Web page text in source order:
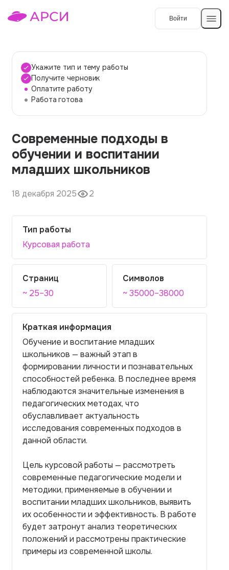
Войти
Темы работ
О сервисе
О компании
Наши гарантии
Вопросы и ответы
Контакты
Укажите тип и тему работы
Получите черновик
Оплатите работу
Работа готова
Современные подходы в
обучении и воспитании
младших школьников
18 декабря 2025 2
Тип работы
Курсовая работа
Страниц
~ 25–30
Символов
~ 35000–38000
Краткая информация
Обучение и воспитание младших
школьников — важный этап в
формировании личности и познавательных
способностей ребенка. В последнее время
наблюдаются значительные изменения в
педагогических методах, что
обуславливает актуальность
исследования современных подходов в
данной области.
Цель курсовой работы — рассмотреть
современные педагогические модели и
методики, применяемые в обучении и
воспитании младших школьников, выявить
их особенности и эффективность. В работе
будет затронут анализ теоретических
положений и рассмотрены практические
примеры из современной школы.